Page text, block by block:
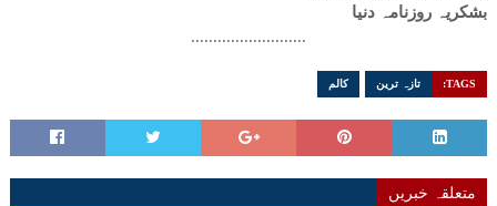
بشکریہ روزنامہ دنیا
..........................
TAGS: تازہ ترین کالم
متعلقہ خبریں